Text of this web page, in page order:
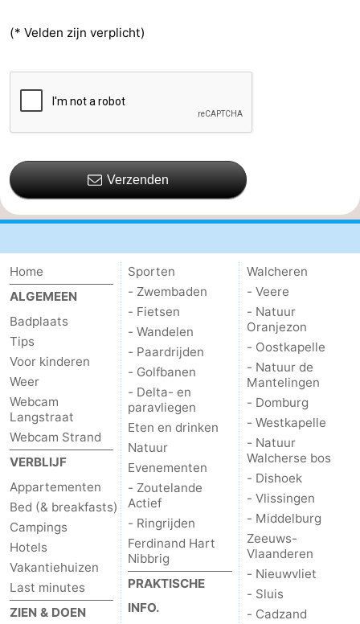
(* Velden zijn verplicht)
Verzenden
Home
ALGEMEEN
Badplaats
Tips
Voor kinderen
Weer
Webcam
Langstraat
Webcam Strand
VERBLIJF
Appartementen
Bed (& breakfasts)
Campings
Hotels
Vakantiehuizen
Last minutes
ZIEN & DOEN
Sporten
- Zwembaden
- Fietsen
- Wandelen
- Paardrijden
- Golfbanen
- Delta- en
paravliegen
Eten en drinken
Natuur
Evenementen
- Zoutelande
Actief
- Ringrijden
Ferdinand Hart
Nibbrig
PRAKTISCHE
INFO.
Walcheren
- Veere
- Natuur
Oranjezon
- Oostkapelle
- Natuur de
Mantelingen
- Domburg
- Westkapelle
- Natuur
Walcherse bos
- Dishoek
- Vlissingen
- Middelburg
Zeeuws-
Vlaanderen
- Nieuwvliet
- Sluis
- Cadzand